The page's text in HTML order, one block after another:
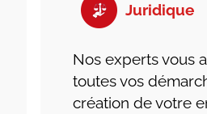
Juridique
Nos experts vous
toutes vos
création de votre